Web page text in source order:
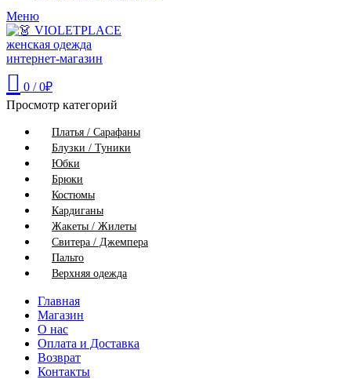
Меню
0 / 0₽
Просмотр категорий
Платья / Сарафаны
Блузки / Туники
Юбки
Брюки
Костюмы
Кардиганы
Жакеты / Жилеты
Свитера / Джемпера
Пальто
Верхняя одежда
Главная
Магазин
О нас
Оплата и Доставка
Возврат
Контакты